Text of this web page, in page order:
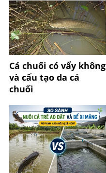
Cá chuối có vẩy không
và cấu tạo da cá
chuối